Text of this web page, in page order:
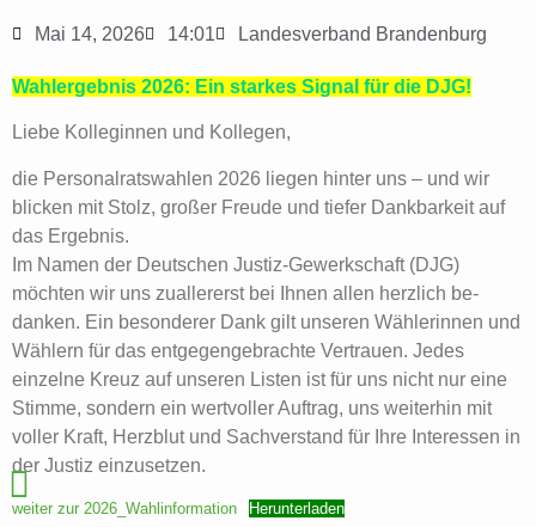
Mai 14, 2026 14:01 Landesverband Brandenburg
Wahlergebnis 2026: Ein starkes Signal für die DJG!
Liebe Kolleginnen und Kollegen,
die Personalratswahlen 2026 liegen hinter uns – und wir
blicken mit Stolz, großer Freude und tiefer Dankbarkeit auf
das Ergebnis.
Im Namen der Deutschen Justiz-Gewerkschaft (DJG)
möchten wir uns zuallererst bei Ihnen allen herzlich be-
danken. Ein besonderer Dank gilt unseren Wählerinnen und
Wählern für das entgegengebrachte Vertrauen. Jedes
einzelne Kreuz auf unseren Listen ist für uns nicht nur eine
Stimme, sondern ein wertvoller Auftrag, uns weiterhin mit
voller Kraft, Herzblut und Sachverstand für Ihre Interessen in
der Justiz einzusetzen.
weiter zur 2026_Wahlinformation Herunterladen